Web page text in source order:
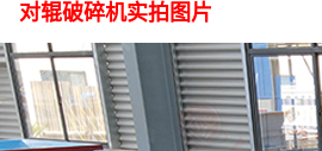
对辊破碎机实拍图片